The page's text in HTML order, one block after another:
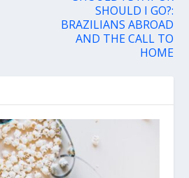
SHOULD I GO?:
BRAZILIANS ABROAD
AND THE CALL TO
HOME